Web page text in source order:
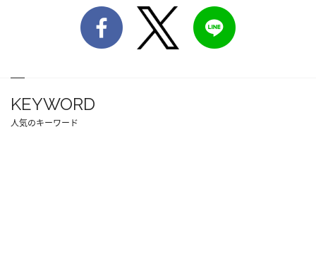
KEYWORD
人気のキーワード